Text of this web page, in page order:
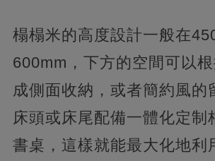
榻榻米的高度設計一般在
600mm，下方的空間可以
成側面收納，或者簡約風的
床頭或床尾配備一體化定制
書桌，這樣就能最大化地利